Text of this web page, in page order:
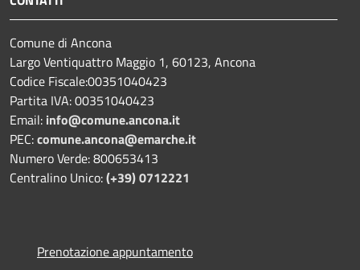
Comune di Ancona
Largo Ventiquattro Maggio 1, 60123, Ancona
Codice Fiscale:00351040423
Partita IVA: 00351040423
Email: info@comune.ancona.it
PEC:comune.ancona@emarche.it
Numero Verde: 800653413
Centralino Unico:(+39) 0712221
Prenotazione appuntamento